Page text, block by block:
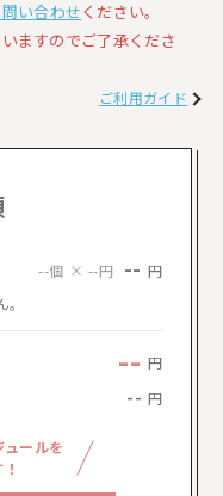
い合わせください。
ますのでご了承くださ
ご利用ガイド
--個 × --円 -- 円
-- 円
-- 円
ールを